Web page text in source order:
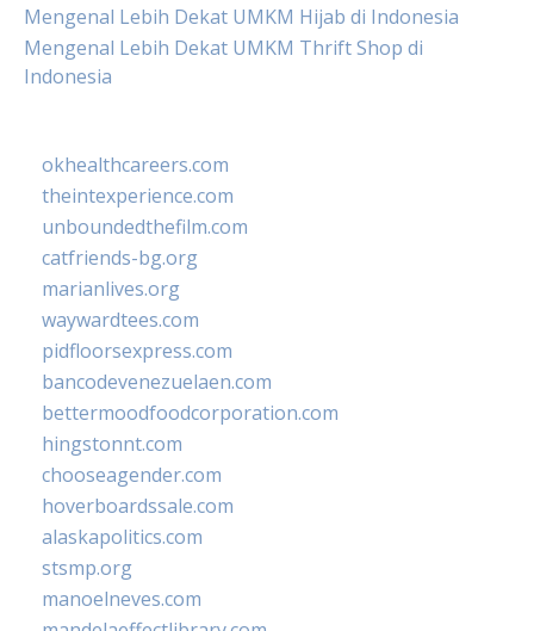
Mengenal Lebih Dekat UMKM Hijab di Indonesia
Mengenal Lebih Dekat UMKM Thrift Shop di
Indonesia
okhealthcareers.com
theintexperience.com
unboundedthefilm.com
catfriends-bg.org
marianlives.org
waywardtees.com
pidfloorsexpress.com
bancodevenezuelaen.com
bettermoodfoodcorporation.com
hingstonnt.com
chooseagender.com
hoverboardssale.com
alaskapolitics.com
stsmp.org
manoelneves.com